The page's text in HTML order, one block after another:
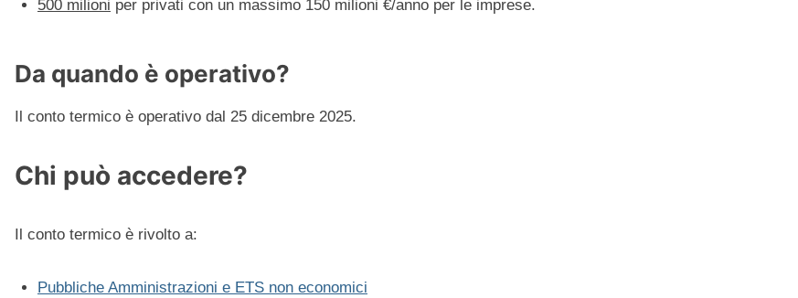
500 milioni per privati con un massimo 150 milioni €/anno per le imprese.
Da quando è operativo?
Il conto termico è operativo dal 25 dicembre 2025.
Chi può accedere?
Il conto termico è rivolto a:
Pubbliche Amministrazioni e ETS non economici